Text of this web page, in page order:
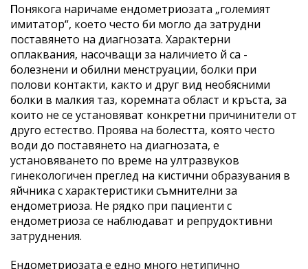
Понякога наричаме ендометриозата „големият
имитатор“, което често би могло да затрудни
поставянето на диагнозата. Характерни
оплаквания, насочващи за наличието й са -
болезнени и обилни менструации, болки при
полови контакти, както и друг вид необясними
болки в малкия таз, коремната област и кръста, за
които не се установяват конкретни причинители от
друго естество. Проява на болестта, която често
води до поставянето на диагнозата, е
установяването по време на ултразвуков
гинекологичен преглед на кистични образувания в
яйчника с характеристики съмнителни за
ендометриоза. Не рядко при пациенти с
ендометриоза се наблюдават и репрудоктивни
затруднения.
Ендометриозата е едно много нетипично